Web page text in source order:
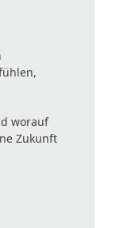
worauf
Zukunft